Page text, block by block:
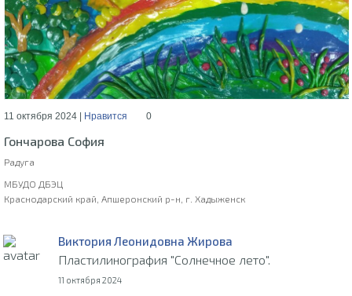
11 октября 2024 | Нравится 0
Гончарова София
Радуга
МБУДО ДБЭЦ
Краснодарский край, Апшеронский р-н, г. Хадыженск
Виктория Леонидовна Жирова
Пластилинография "Солнечное лето".
11 октября 2024